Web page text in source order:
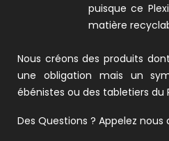
puisque ce
matière
Nous créons des produits
une obligation mais un
ébénistes ou des tabletiers du
Des Questions ? Appelez nous